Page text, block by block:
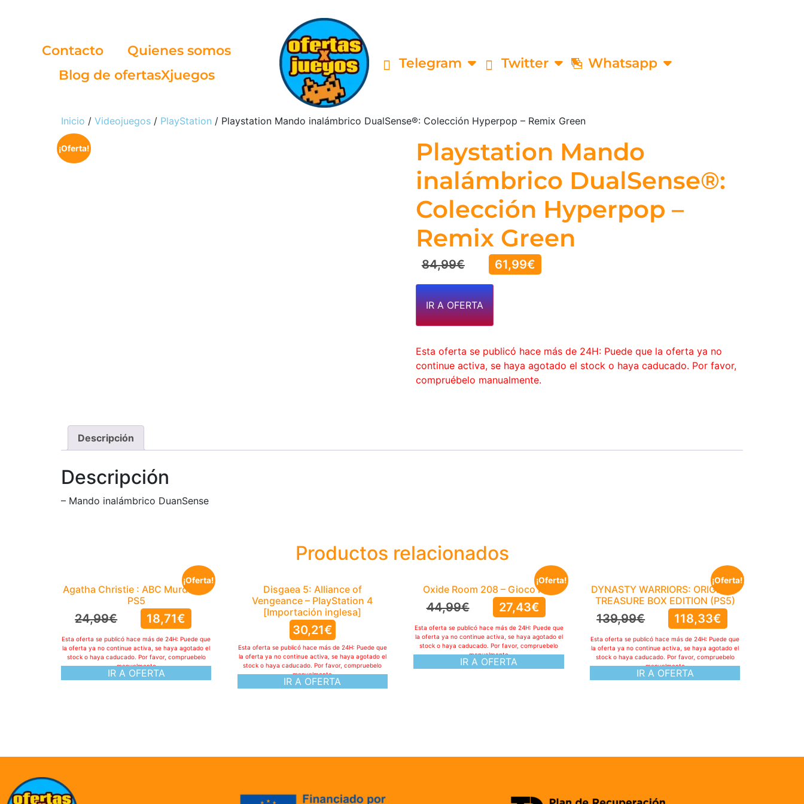
Contacto
Quienes somos
Blog de ofertasXjuegos
Telegram Twitter Whatsapp
Inicio / Videojuegos / PlayStation / Playstation Mando inalámbrico DualSense®: Colección Hyperpop – Remix Green
¡Oferta!
Playstation Mando
inalámbrico DualSense®:
Colección Hyperpop –
Remix Green
84,99€ 61,99€
IR A OFERTA
Esta oferta se publicó hace más de 24H: Puede que la oferta ya no
continue activa, se haya agotado el stock o haya caducado. Por favor,
compruébelo manualmente.
Descripción
Descripción
– Mando inalámbrico DuanSense
Productos relacionados
¡Oferta!
Agatha Christie : ABC Murders –
PS5
24,99€ 18,71€
IR A OFERTA
Esta oferta se publicó hace más de 24H: Puede que
la oferta ya no continue activa, se haya agotado el
stock o haya caducado. Por favor, compruebelo
manualmente
Disgaea 5: Alliance of
Vengeance – PlayStation 4
[Importación inglesa]
30,21€
IR A OFERTA
Esta oferta se publicó hace más de 24H: Puede que
la oferta ya no continue activa, se haya agotado el
stock o haya caducado. Por favor, compruebelo
manualmente
¡Oferta!
Oxide Room 208 – Gioco Ps5
44,99€ 27,43€
IR A OFERTA
Esta oferta se publicó hace más de 24H: Puede que
la oferta ya no continue activa, se haya agotado el
stock o haya caducado. Por favor, compruebelo
manualmente
¡Oferta!
DYNASTY WARRIORS: ORIGINS –
TREASURE BOX EDITION (PS5)
139,99€ 118,33€
IR A OFERTA
Esta oferta se publicó hace más de 24H: Puede que
la oferta ya no continue activa, se haya agotado el
stock o haya caducado. Por favor, compruebelo
manualmente